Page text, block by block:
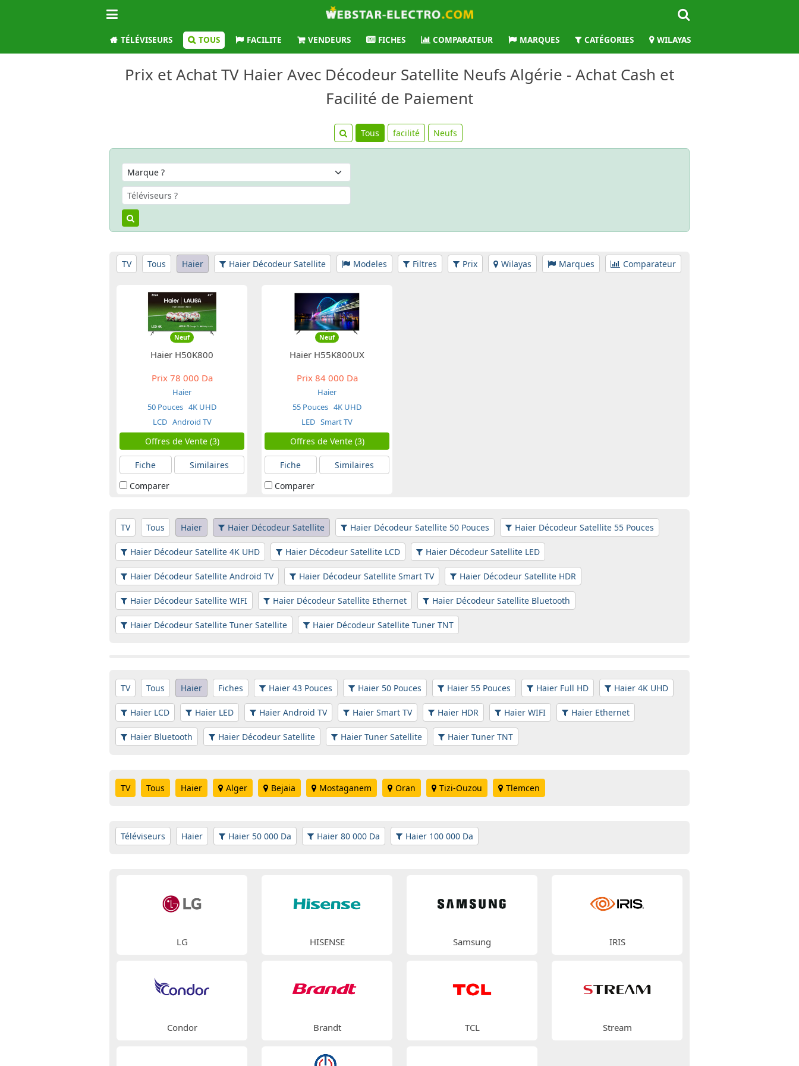
TÉLÉVISEURS TOUS FACILITE VENDEURS FICHES COMPARATEUR MARQUES CATÉGORIES WILAYAS
Prix et Achat TV Haier Avec Décodeur Satellite Neufs Algérie - Achat Cash et
Facilité de Paiement
Tous facilité Neufs
TV Tous Haier Haier Décodeur Satellite Modeles Filtres Prix Wilayas Marques Comparateur
Neuf
Haier H50K800
Prix78 000 Da
Haier
50 Pouces 4K UHD
LCD Android TV
Offres de Vente (3)
Fiche
Similaires
Comparer
Neuf
Haier H55K800UX
Prix84 000 Da
Haier
55 Pouces 4K UHD
LED Smart TV
Offres de Vente (3)
Fiche
Similaires
Comparer
TV Tous Haier Haier Décodeur Satellite Haier Décodeur Satellite 50 Pouces Haier Décodeur Satellite 55 Pouces
Haier Décodeur Satellite 4K UHD Haier Décodeur Satellite LCD Haier Décodeur Satellite LED
Haier Décodeur Satellite Android TV Haier Décodeur Satellite Smart TV Haier Décodeur Satellite HDR
Haier Décodeur Satellite WIFI Haier Décodeur Satellite Ethernet Haier Décodeur Satellite Bluetooth
Haier Décodeur Satellite Tuner Satellite Haier Décodeur Satellite Tuner TNT
TV Tous Haier Fiches Haier 43 Pouces Haier 50 Pouces Haier 55 Pouces Haier Full HD Haier 4K UHD
Haier LCD Haier LED Haier Android TV Haier Smart TV Haier HDR Haier WIFI Haier Ethernet
Haier Bluetooth Haier Décodeur Satellite Haier Tuner Satellite Haier Tuner TNT
TV Tous Haier Alger Bejaia Mostaganem Oran Tizi-Ouzou Tlemcen
Téléviseurs Haier Haier 50 000 Da Haier 80 000 Da Haier 100 000 Da
LG HISENSE Samsung IRIS
Condor Brandt TCL Stream